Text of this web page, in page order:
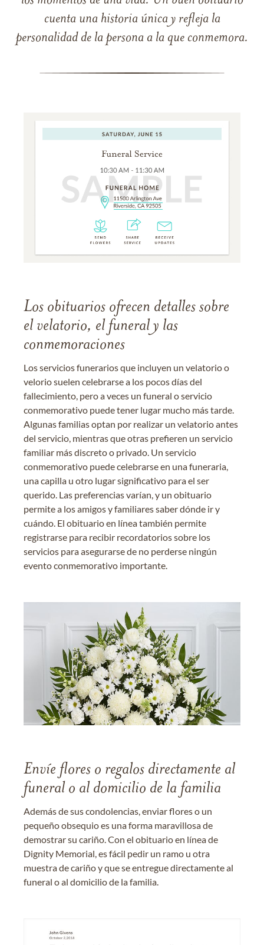
cuenta una historia única y refleja la
personalidad de la persona a la que conmemora.
Los obituarios ofrecen detalles sobre
el velatorio, el funeral y las
conmemoraciones
Los servicios funerarios que incluyen un velatorio o
velorio suelen celebrarse a los pocos días del
fallecimiento, pero a veces un funeral o servicio
conmemorativo puede tener lugar mucho más tarde.
Algunas familias optan por realizar un velatorio antes
del servicio, mientras que otras prefieren un servicio
familiar más discreto o privado. Un servicio
conmemorativo puede celebrarse en una funeraria,
una capilla u otro lugar significativo para el ser
querido. Las preferencias varían, y un obituario
permite a los amigos y familiares saber dónde ir y
cuándo. El obituario en línea también permite
registrarse para recibir recordatorios sobre los
servicios para asegurarse de no perderse ningún
evento conmemorativo importante.
Envíe flores o regalos directamente al
funeral o al domicilio de la familia
Además de sus condolencias, enviar flores o un
pequeño obsequio es una forma maravillosa de
demostrar su cariño. Con el obituario en línea de
Dignity Memorial, es fácil pedir un ramo u otra
muestra de cariño y que se entregue directamente al
funeral o al domicilio de la familia.